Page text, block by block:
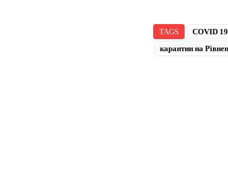
TAGS COVID 19
карантин на